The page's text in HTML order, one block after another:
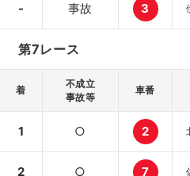
- 事故 3
第7レース
着
不成立
事故等
車番
1 ○ 2
2 ○ 7